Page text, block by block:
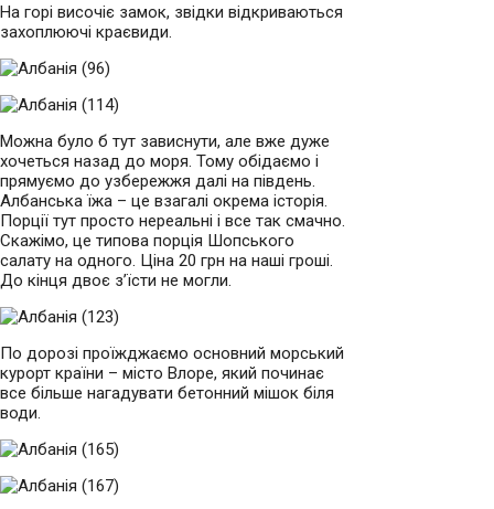
На горі височіє замок, звідки відкриваються
захоплюючі краєвиди.
Можна було б тут зависнути, але вже дуже
хочеться назад до моря. Тому обідаємо і
прямуємо до узбережжя далі на південь.
Албанська їжа – це взагалі окрема історія.
Порції тут просто нереальні і все так смачно.
Скажімо, це типова порція Шопського
салату на одного. Ціна 20 грн на наші гроші.
До кінця двоє з’їсти не могли.
По дорозі проїжджаємо основний морський
курорт країни – місто Влоре, який починає
все більше нагадувати бетонний мішок біля
води.